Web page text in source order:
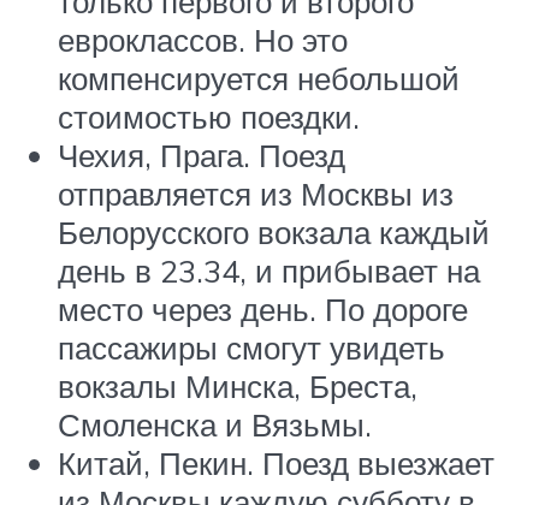
евроклассов. Но это
компенсируется небольшой
стоимостью поездки.
Чехия, Прага. Поезд
отправляется из Москвы из
Белорусского вокзала каждый
день в 23.34, и прибывает на
место через день. По дороге
пассажиры смогут увидеть
вокзалы Минска, Бреста,
Смоленска и Вязьмы.
Китай, Пекин. Поезд выезжает